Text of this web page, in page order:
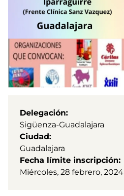
Delegación
Sigüenza-Guadalajara
Ciudad
Guadalajara
Fecha límite inscripción
Miércoles, 28 febrero, 2024